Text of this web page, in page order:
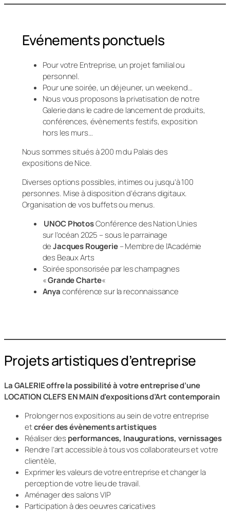
Evénements ponctuels
Pour votre Entreprise, un projet familial ou
personnel.
Pour une soirée, un déjeuner, un weekend…
Nous vous proposons la privatisation de notre
Galerie dans le cadre de lancement de produits,
conférences, évènements festifs, exposition
hors les murs…
Nous sommes situés à 200 m du Palais des
expositions de Nice.
Diverses options possibles, intimes ou jusqu’à 100
personnes. Mise à disposition d’écrans digitaux.
Organisation de vos buffets ou menus.
UNOC PhotosConférence des Nation Unies
sur l’océan 2025 – sous le parrainage
deJacques Rougerie– Membre de l’Académie
des Beaux Arts
Soirée sponsorisée par les champagnes
«Grande Charte«
Anyaconférence sur la reconnaissance
Projets artistiques d’entreprise
La GALERIE offre la possibilité à votre entreprise d’une
LOCATION CLEFS EN MAIN d’expositions d’Art contemporain
Prolonger nos expositions au sein de votre entreprise
etcréer des évènements artistiques
Réaliser desperformances, Inaugurations, vernissages
Rendre l’art accessible à tous vos collaborateurs et votre
clientèle,
Exprimer les valeurs de votre entreprise et changer la
perception de votre lieu de travail.
Aménager des salons VIP
Participation à des oeuvres caricatives